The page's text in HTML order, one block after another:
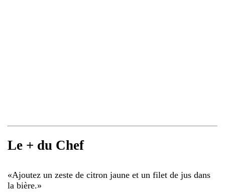
Le + du Chef
«Ajoutez un zeste de citron jaune et un filet de jus dans
la bière.»